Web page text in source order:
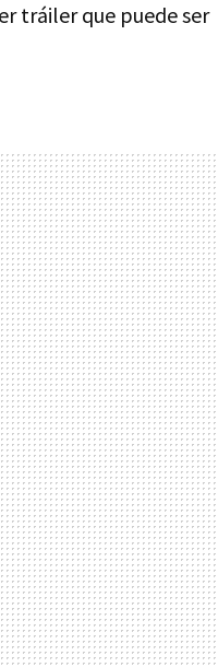
tráiler que puede ser